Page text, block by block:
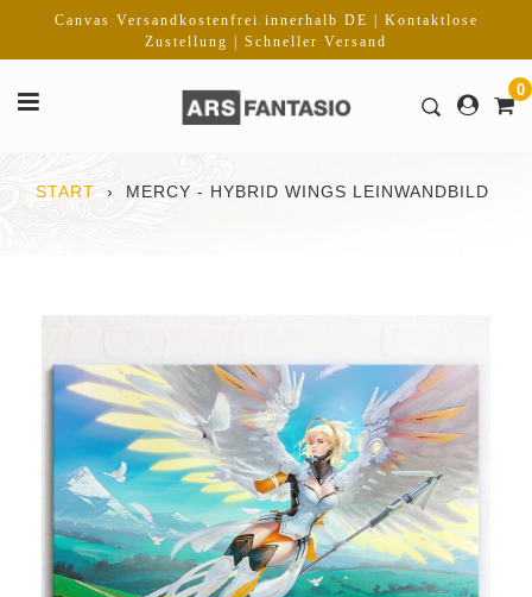
Inhalt
Canvas Versandkostenfrei innerhalb DE | Kontaktlose
Zustellung | Schneller Versand
0
START › MERCY - HYBRID WINGS LEINWANDBILD